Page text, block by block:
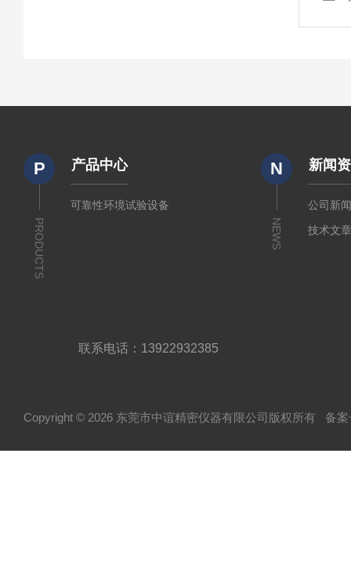
P
PRODUCTS
产品中心
可靠性环境试验设备
N
NEWS
新闻
公司新
技术文
联系电话：13922932385
Copyright © 2026 东莞市中谊精密仪器有限公司版权所有 备案